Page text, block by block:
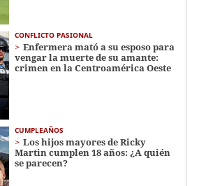
CONFLICTO PASIONAL
Enfermera mató a su esposo para
vengar la muerte de su amante:
crimen en la Centroamérica Oeste
CUMPLEAÑOS
Los hijos mayores de Ricky
Martin cumplen 18 años: ¿A quién
se parecen?